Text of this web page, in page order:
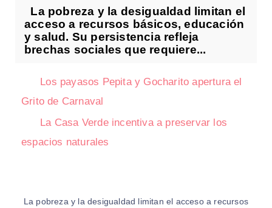
La pobreza y la desigualdad limitan el
acceso a recursos básicos, educación
y salud. Su persistencia refleja
brechas sociales que requiere...
Los payasos Pepita y Gocharito apertura el
Grito de Carnaval
La Casa Verde incentiva a preservar los
espacios naturales
La pobreza y la desigualdad limitan el acceso a recursos